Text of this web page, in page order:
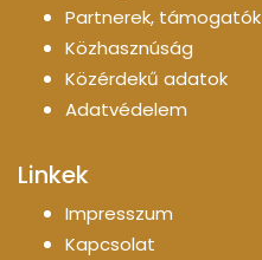
Partnerek, támogatók
Közhasznúság
Közérdekű adatok
Adatvédelem
Linkek
Impresszum
Kapcsolat